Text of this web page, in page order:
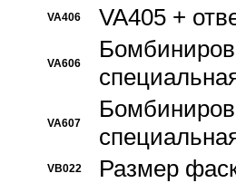
VA406 VA405 +
VA606
VA607
VB022 Размер